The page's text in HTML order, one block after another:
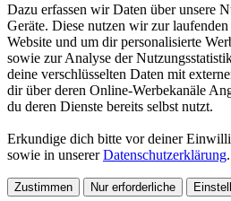
Dazu erfassen wir Daten über unsere
Geräte. Diese nutzen wir zur
Website und um dir personalisierte
sowie zur Analyse der
deine verschlüsselten Daten mit
dir über deren Online-Werbekanäle
du deren Dienste bereits selbst nutzt.
Erkundige dich bitte vor deiner
sowie in unsererDatenschutzerklärung.
Zustimmen Nur erforderliche